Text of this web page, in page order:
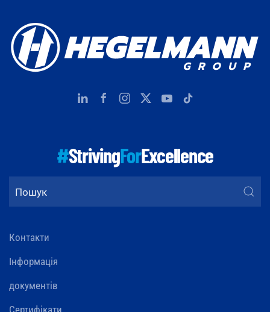
#StrivingForExcellence
Контакти
Інформація
документів
Сертифікати